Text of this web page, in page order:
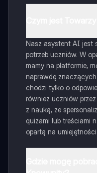
Nasz asystent AI jest
potrzeb uczniów. W
mamy na platformie,
naprawdę
chodzi tylko o
również uczniów
z nauką, ze
quizami lub treściami
opartą na